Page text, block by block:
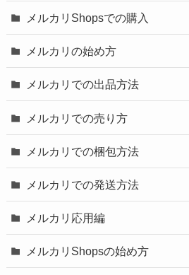
メルカリShopsでの購入
メルカリの始め方
メルカリでの出品方法
メルカリでの売り方
メルカリでの梱包方法
メルカリでの発送方法
メルカリ応用編
メルカリShopsの始め方